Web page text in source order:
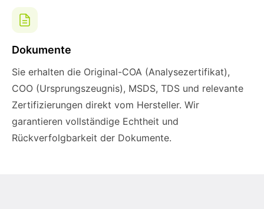
Dokumente
Sie erhalten die Original-COA (Analysezertifikat),
COO (Ursprungszeugnis), MSDS, TDS und relevante
Zertifizierungen direkt vom Hersteller. Wir
garantieren vollständige Echtheit und
Rückverfolgbarkeit der Dokumente.